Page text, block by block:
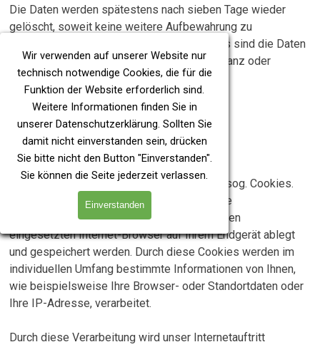
Wir verwenden auf unserer Website nur
technisch notwendige Cookies, die für die
Funktion der Website erforderlich sind.
Weitere Informationen finden Sie in
unserer Datenschutzerklärung . Sollten Sie
damit nicht einverstanden sein, drücken
Sie bitte nicht den Button "Einverstanden".
Sie können die Seite jederzeit verlassen.
Einverstanden
Die Daten werden spätestens nach sieben Tage wieder
gelöscht, soweit keine weitere Aufbewahrung zu
Beweiszwecken erforderlich ist. Andernfalls sind die Daten
bis zur endgültigen Klärung eines Vorfalls ganz oder
teilweise von der Löschung ausgenommen.
Cookies
a) Sitzungs-Cookies/Session-Cookies
Wir verwenden mit unserem Internetauftritt sog. Cookies.
Cookies sind kleine Textdateien oder andere
Speichertechnologien, die durch den von Ihnen
eingesetzten Internet-Browser auf Ihrem Endgerät ablegt
und gespeichert werden. Durch diese Cookies werden im
individuellen Umfang bestimmte Informationen von Ihnen,
wie beispielsweise Ihre Browser- oder Standortdaten oder
Ihre IP-Adresse, verarbeitet.
Durch diese Verarbeitung wird unser Internetauftritt